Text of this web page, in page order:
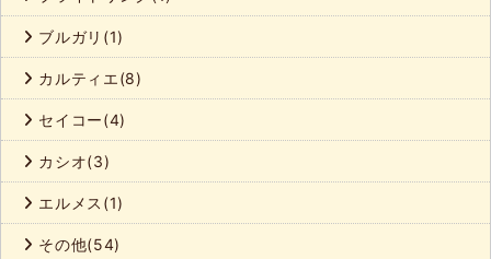
ブルガリ(1)
カルティエ(8)
セイコー(4)
カシオ(3)
エルメス(1)
その他(54)